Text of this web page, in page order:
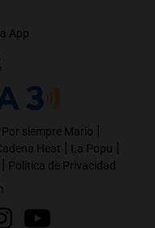
App
Por siempre Mario |
Heat | La Popu |
| Política de Privacidad